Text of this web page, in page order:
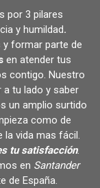
por 3 pilares
y humildad.
formar parte de
en atender tus
contigo. Nuestro
tu lado y saber
un amplio surtido
como de
la vida mas fácil.
tu satisfacción.
en Santander
de España.